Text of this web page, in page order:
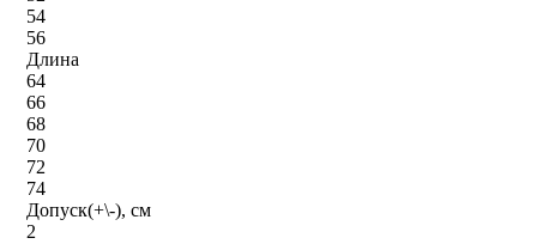
54
56
Длина
64
66
68
70
72
74
Допуск(+\-), см
2